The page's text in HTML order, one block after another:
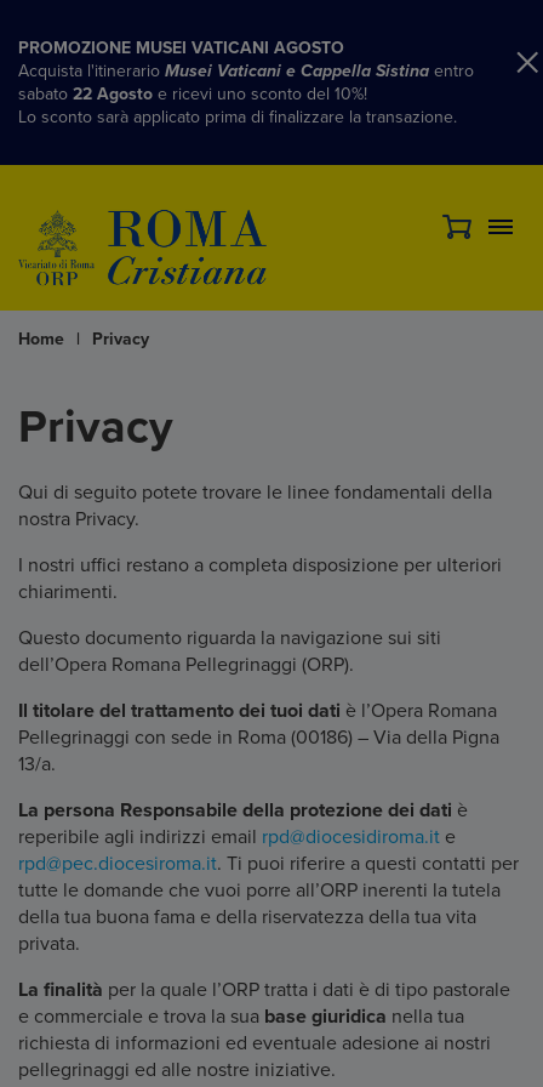
PROMOZIONE MUSEI VATICANI AGOSTO
Acquista l'itinerario Musei Vaticani e Cappella Sistina entro
sabato 22 Agosto e ricevi uno sconto del 10%!
Lo sconto sarà applicato prima di finalizzare la transazione.
Home | Privacy
Privacy
Qui di seguito potete trovare le linee fondamentali della
nostra Privacy.
I nostri uffici restano a completa disposizione per ulteriori
chiarimenti.
Questo documento riguarda la navigazione sui siti
dell’Opera Romana Pellegrinaggi (ORP).
Il titolare del trattamento dei tuoi dati è l’Opera Romana
Pellegrinaggi con sede in Roma (00186) – Via della Pigna
13/a.
La persona Responsabile della protezione dei dati è
reperibile agli indirizzi email rpd@diocesidiroma.it e
rpd@pec.diocesiroma.it. Ti puoi riferire a questi contatti per
tutte le domande che vuoi porre all’ORP inerenti la tutela
della tua buona fama e della riservatezza della tua vita
privata.
La finalità per la quale l’ORP tratta i dati è di tipo pastorale
e commerciale e trova la sua base giuridica nella tua
richiesta di informazioni ed eventuale adesione ai nostri
pellegrinaggi ed alle nostre iniziative.